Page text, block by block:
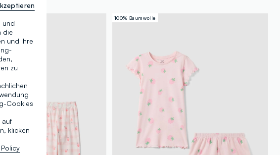
100% Baumwolle
und
die
und ihre
zu
Cookies
auf
klicken